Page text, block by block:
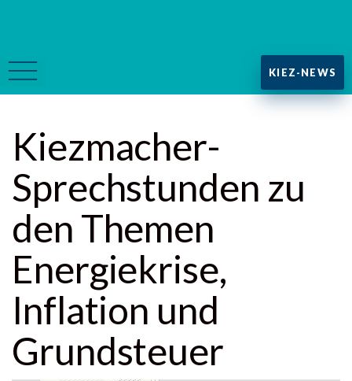
KIEZ-NEWS
Kiezmacher-
Sprechstunden zu
den Themen
Energiekrise,
Inflation und
Grundsteuer